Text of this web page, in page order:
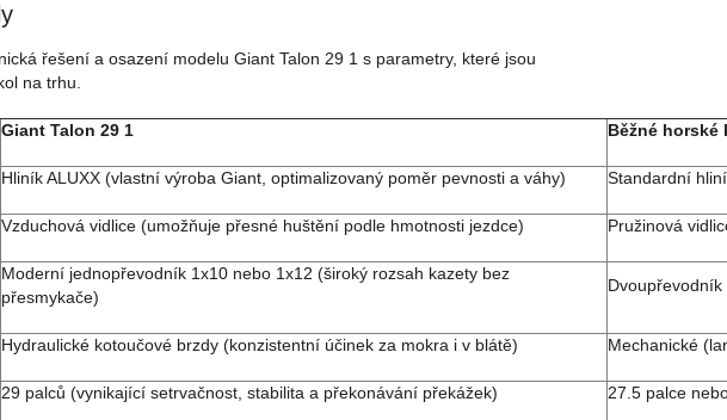
řešení a osazení modelu Giant Talon 29 1 s parametry, které jsou
na trhu.
Giant Talon 29 1 Běžné horské
Hliník ALUXX (vlastní výroba Giant, optimalizovaný poměr pevnosti a váhy) Standardní
Vzduchová vidlice (umožňuje přesné huštění podle hmotnosti jezdce) Pružinová
Moderní jednopřevodník 1x10 nebo 1x12 (široký rozsah kazety bez
přesmykače)
Hydraulické kotoučové brzdy (konzistentní účinek za mokra i v blátě) Mechanické
29 palců (vynikající setrvačnost, stabilita a překonávání překážek) 27.5 palce